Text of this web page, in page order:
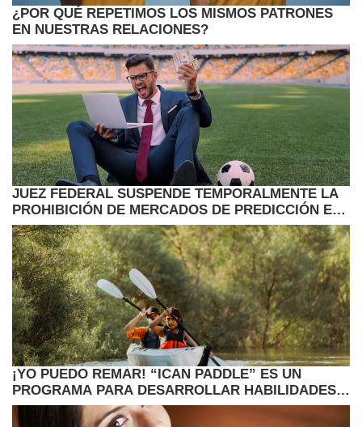
¿POR QUÉ REPETIMOS LOS MISMOS PATRONES
EN NUESTRAS RELACIONES?
JUEZ FEDERAL SUSPENDE TEMPORALMENTE LA
PROHIBICIÓN DE MERCADOS DE PREDICCIÓN EN
MINNESOTA
¡YO PUEDO REMAR! “ICAN PADDLE” ES UN
PROGRAMA PARA DESARROLLAR HABILIDADES
AL AIRE LIBRE